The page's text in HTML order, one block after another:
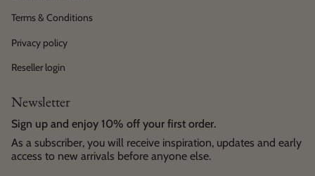
Terms & Conditions
Privacy policy
Reseller login
Newsletter
Sign up and enjoy 10% off your first order.
As a subscriber, you will receive inspiration, updates and early
access to new arrivals before anyone else.